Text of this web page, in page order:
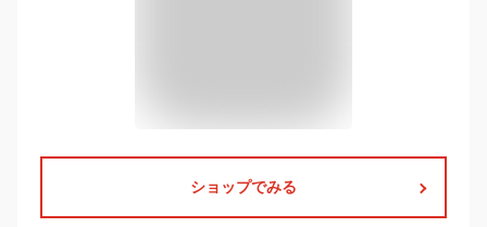
ショップでみる